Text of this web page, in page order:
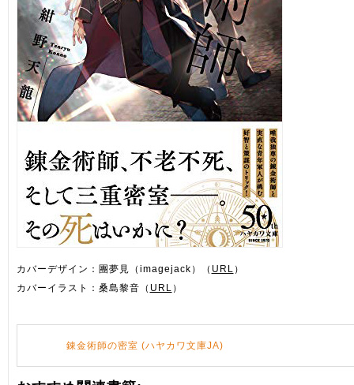
カバーデザイン：團夢見（imagejack）（ URL ）
カバーイラスト：桑島黎音（ URL ）
錬金術師の密室 (ハヤカワ文庫JA)